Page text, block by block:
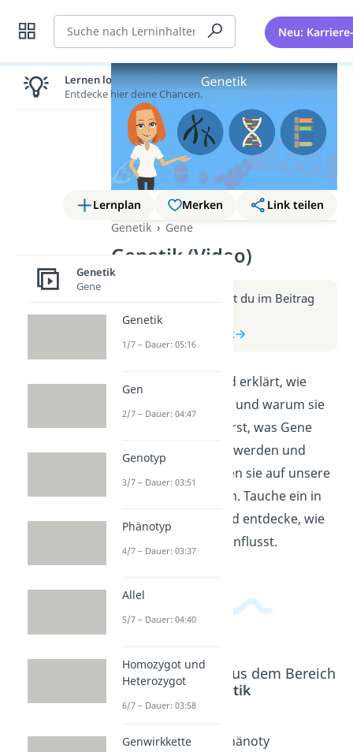
Suche Neu:
Lernplan Merken
Link teilen
Genetik
Gene
Genetik (Video)
Weitere Infos erhältst du im Beitrag
zum Video
zum Beitrag: Genetik
In diesem Video wird erklärt, wie
Genetik funktioniert und warum sie
wichtig ist. Du erfährst, was Gene
sind, wie sie vererbt werden und
welche Auswirkungen sie auf unsere
Eigenschaften haben. Tauche ein in
die Welt der DNA und entdecke, wie
sie unser Leben beeinflusst.
Beliebte Inhalte aus dem Bereich
Genetik
Gen Genotyp
Phänoty
Lernen lohnt sich!
Entdecke hier deine Chancen.
Genetik
Gene
Genetik
1/7 – Dauer: 05:16
Gen
2/7 – Dauer: 04:47
Genotyp
3/7 – Dauer: 03:51
Phänotyp
4/7 – Dauer: 03:37
Allel
5/7 – Dauer: 04:40
Homozygot und
Heterozygot
6/7 – Dauer: 03:58
Genwirkkette